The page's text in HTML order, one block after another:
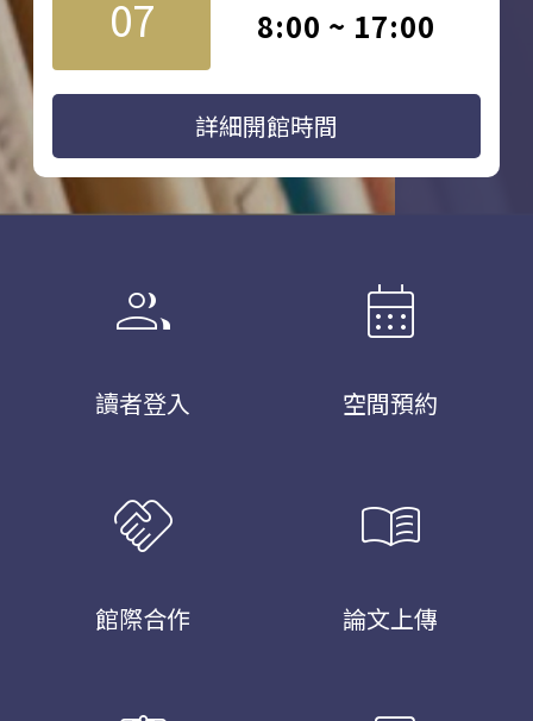
07 8:00 ~ 17:00
詳細開館時間
group
讀者登入
calendar_month
空間預約
handshake
館際合作
menu_book
論文上傳